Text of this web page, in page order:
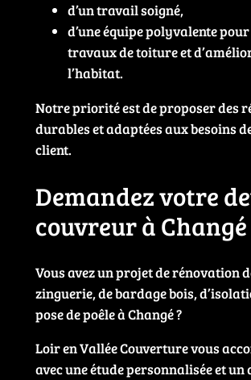
d’un travail soigné,
d’une équipe polyvalente
travaux de toiture et
l’habitat.
Notre priorité est de proposer des
durables et adaptées aux besoins
client.
Demandez votre
couvreur à Changé
Vous avez un projet de rénovation
zinguerie, de bardage bois,
pose de poêle à Changé ?
Loir en Vallée Couverture vous
avec une étude personnalisée et